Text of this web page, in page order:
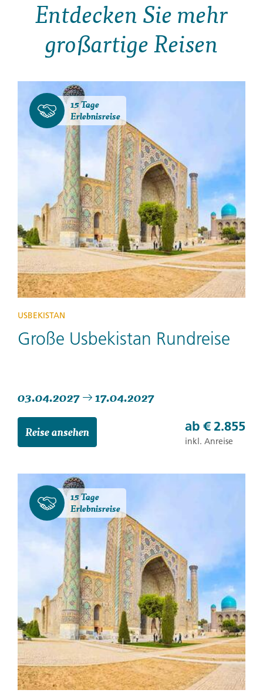
Entdecken Sie mehr
großartige Reisen
15 Tage
Erlebnisreise
USBEKISTAN
Große Usbekistan Rundreise
03.04.2027 17.04.2027
Reise ansehen ab € 2.855
inkl. Anreise
15 Tage
Erlebnisreise